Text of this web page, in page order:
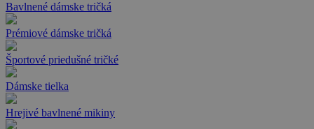
Bavlnené dámske tričká
Prémiové dámske tričká
Športové priedušné tričké
Dámske tielka
Hrejivé bavlnené mikiny